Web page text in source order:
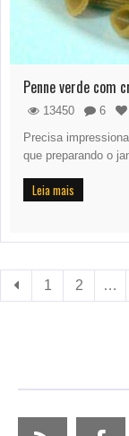
Penne verde com
13450 6
Precisa
que preparando o
Leia mais
1 2 …